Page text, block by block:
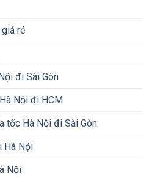
rẻ
đi Sài Gòn
Nội đi HCM
tốc Hà Nội đi Sài Gòn
Hà Nội
Nội